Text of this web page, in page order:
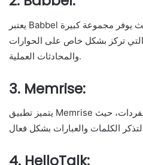
يعتبر Babbel خيارًا آخر رائعًا لتعلم اللغة، حيث يوفر مجموعة كبيرة
التي تركز بشكل خاص على الحوارات
والمحادثات العملية.
3. Memrise:
يتميز تطبيق Memrise بالتركيز على تعلم الكلمات والمفردات، حيث
4. HelloTalk: